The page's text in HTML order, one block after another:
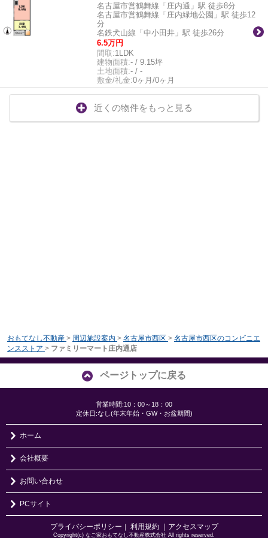
名古屋市営鶴舞線「庄内通」駅 徒歩8分
名古屋市営鶴舞線「庄内緑地公園」駅 徒歩12
分
名鉄犬山線「中小田井」駅 徒歩26分
6.5万円
間取:1LDK
建物面積:- / 9.15坪
土地面積:- / -
敷金/礼金:0ヶ月/0ヶ月
近くの物件をもっと見る
おもてなし不動産 > 周辺施設案内 > 名古屋市西区 > 名古屋市西区のコンビニエ
ンスストア > ファミリーマート庄内通店
ページトップに戻る
営業時間:10：00～18：00
定休日:なし(年末年始・GW・お盆期間)
ホーム
会社概要
お問い合わせ
PCサイト
プライバシーポリシー ｜ 利用規約 ｜アクセスマップ
Copyright(c) なご家おもてなし不動産株式会社 All rights reserved.